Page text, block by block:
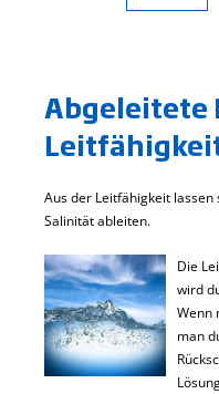
Abgeleitete
Aus der Leitfähigkeit
Salinität ableiten.
Die
wird
Wenn
man